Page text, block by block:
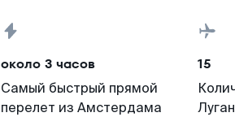
около 3 часов
Самый быстрый прямой
перелет из Амстердама
15